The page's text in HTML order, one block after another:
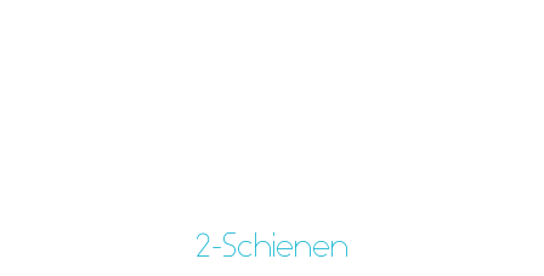
2-Schienen